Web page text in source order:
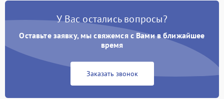
Проблемы с блоком
1800 ₽ Подробнее →
Не завершает программу Подробнее →
1500 ₽ Подробнее →
У Вас остались вопросы?
Оставьте заявку, мы свяжемся с Вами в ближайшее
время
Заказать звонок